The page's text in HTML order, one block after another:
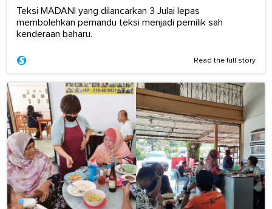
Teksi MADANI yang dilancarkan 3 Julai lepas
membolehkan pemandu teksi menjadi pemilik sah
kenderaan baharu.
Read the full story